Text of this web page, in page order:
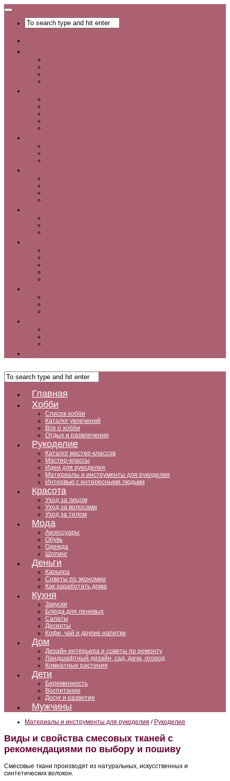
Главная
Хобби
Список хобби
Каталог увлечений
Все о хобби
Отдых и развлечения
Рукоделие
Каталог мастер-классов
Мастер-классы
Идеи для рукоделия
Материалы и инструменты для рукоделия
Интервью с интересными людьми
Красота
Уход за лицом
Уход за волосами
Уход за телом
Мода
Аксессуары
Обувь
Одежда
Шопинг
Деньги
Карьера
Советы по экономии
Как заработать дома
Кухня
Закуски
Блюда для ленивых
Салаты
Десерты
Кофе, чай и другие напитки
Дом
Дизайн интерьера и советы по ремонту
Ландшафтный дизайн, сад, дача, огород
Комнатные растения
Дети
Беременность
Воспитание
Досуг и развитие
Мужчины
Материалы и инструменты для рукоделия / Рукоделие
Виды и свойства смесовых тканей с
рекомендациями по выбору и пошиву
Смесовые ткани производят из натуральных, искусственных и
синтетических волокон.